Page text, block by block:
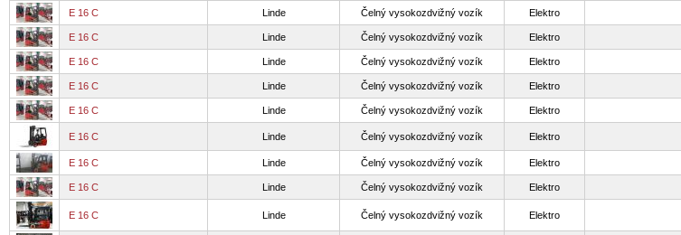
E 16 C Linde Čelný vysokozdvižný vozík Elektro
E 16 C Linde Čelný vysokozdvižný vozík Elektro
E 16 C Linde Čelný vysokozdvižný vozík Elektro
E 16 C Linde Čelný vysokozdvižný vozík Elektro
E 16 C Linde Čelný vysokozdvižný vozík Elektro
E 16 C Linde Čelný vysokozdvižný vozík Elektro
E 16 C Linde Čelný vysokozdvižný vozík Elektro
E 16 C Linde Čelný vysokozdvižný vozík Elektro
E 16 C Linde Čelný vysokozdvižný vozík Elektro